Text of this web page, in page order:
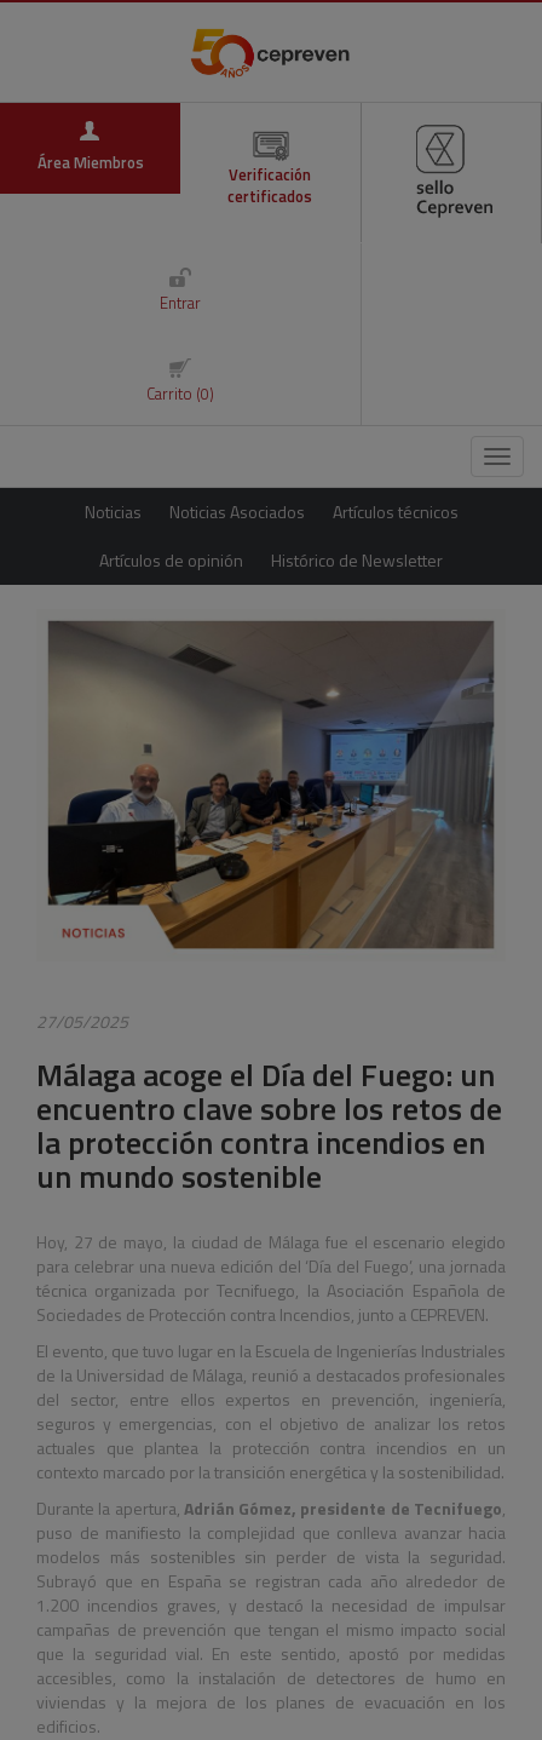
Área Miembros
Verificación
certificados
Entrar
Carrito (0)
Menú
Noticias Noticias Asociados
Artículos técnicos
Artículos de opinión
Histórico de Newsletter
27/05/2025
Málaga acoge el Día del Fuego: un
encuentro clave sobre los retos de
la protección contra incendios en
un mundo sostenible
Hoy, 27 de mayo, la ciudad de Málaga fue el escenario elegido
para celebrar una nueva edición del ‘Día del Fuego’, una jornada
técnica organizada por Tecnifuego, la Asociación Española de
Sociedades de Protección contra Incendios, junto a CEPREVEN.
El evento, que tuvo lugar en la Escuela de Ingenierías Industriales
de la Universidad de Málaga, reunió a destacados profesionales
del sector, entre ellos expertos en prevención, ingeniería,
seguros y emergencias, con el objetivo de analizar los retos
actuales que plantea la protección contra incendios en un
contexto marcado por la transición energética y la sostenibilidad.
Durante la apertura,Adrián Gómez, presidente de Tecnifuego,
puso de manifiesto la complejidad que conlleva avanzar hacia
modelos más sostenibles sin perder de vista la seguridad.
Subrayó que en España se registran cada año alrededor de
1.200 incendios graves, y destacó la necesidad de impulsar
campañas de prevención que tengan el mismo impacto social
que la seguridad vial. En este sentido, apostó por medidas
accesibles, como la instalación de detectores de humo en
viviendas y la mejora de los planes de evacuación en los
edificios.